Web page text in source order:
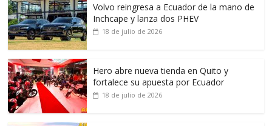
Volvo reingresa a Ecuador de la mano de
Inchcape y lanza dos PHEV
18 de julio de 2026
Hero abre nueva tienda en Quito y
fortalece su apuesta por Ecuador
18 de julio de 2026